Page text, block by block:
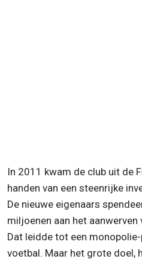
In 2011 kwam de club uit de
handen van een steenrijke
De nieuwe eigenaars
miljoenen aan het
Dat leidde tot een
voetbal. Maar het grote doel,